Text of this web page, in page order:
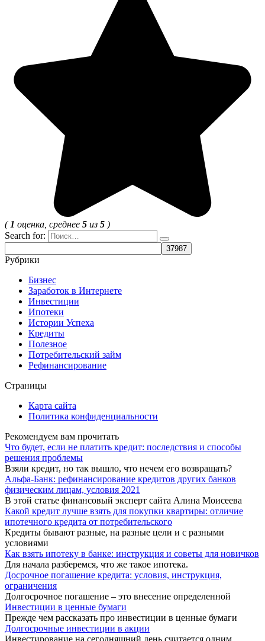
( 1 оценка, среднее 5 из 5 )
Search for:
Рубрики
Бизнес
Заработок в Интернете
Инвестиции
Ипотеки
Истории Успеха
Кредиты
Полезное
Потребительский займ
Рефинансирование
Страницы
Карта сайта
Политика конфиденциальности
Рекомендуем вам прочитать
Что будет, если не платить кредит: последствия и способы
решения проблемы
Взяли кредит, но так вышло, что нечем его возвращать?
Альфа-Банк: рефинансирование кредитов других банков
физическим лицам, условия 2021
В этой статье финансовый эксперт сайта Алина Моисеева
Какой кредит лучше взять для покупки квартиры: отличие
ипотечного кредита от потребительского
Кредиты бывают разные, на разные цели и с разными
условиями
Как взять ипотеку в банке: инструкция и советы для новичков
Для начала разберемся, что же такое ипотека.
Досрочное погашение кредита: условия, инструкция,
ограничения
Долгосрочное погашение – это внесение определенной
Инвестиции в ценные бумаги
Прежде чем рассказать про инвестиции в ценные бумаги
Долгосрочные инвестиции в акции
Инвестирование на сегодняшний день считается одним